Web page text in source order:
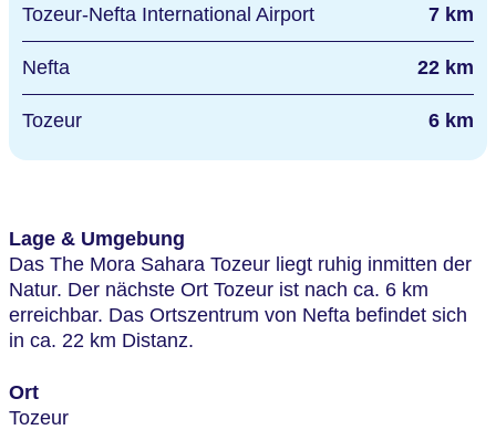
Tozeur-Nefta International Airport 7 km
Nefta 22 km
Tozeur 6 km
Lage & Umgebung
Das The Mora Sahara Tozeur liegt ruhig inmitten der
Natur. Der nächste Ort Tozeur ist nach ca. 6 km
erreichbar. Das Ortszentrum von Nefta befindet sich
in ca. 22 km Distanz.
Ort
Tozeur